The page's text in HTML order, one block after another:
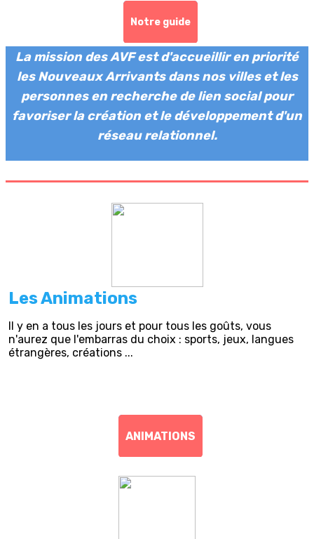
Notre guide
La mission des AVF est d'accueillir en priorité
les Nouveaux Arrivants dans nos villes et les
personnes en recherche de lien social pour
favoriser la création et le développement d'un
réseau relationnel.
Les Animations
Il y en a tous les jours et pour tous les goûts, vous
n'aurez que l'embarras du choix : sports, jeux, langues
étrangères, créations ...
ANIMATIONS